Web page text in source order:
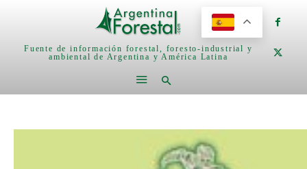
Fuente de información forestal, foresto-industrial y
ambiental de Argentina y América Latina